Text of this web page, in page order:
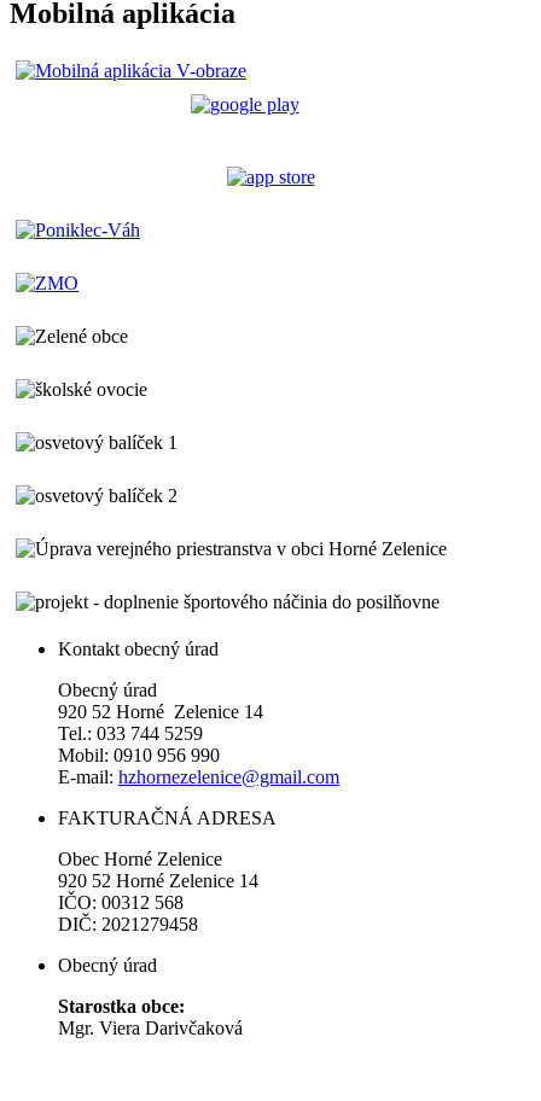
Mobilná aplikácia
Kontakt obecný úrad
Obecný úrad
920 52 Horné Zelenice 14
Tel.: 033 744 5259
Mobil: 0910 956 990
E-mail: hzhornezelenice@gmail.com
FAKTURAČNÁ ADRESA
Obec Horné Zelenice
920 52 Horné Zelenice 14
IČO: 00312 568
DIČ: 2021279458
Obecný úrad
Starostka obce:
Mgr. Viera Darivčaková